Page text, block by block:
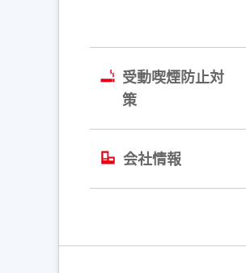
受動喫煙防止対
策
会社情報